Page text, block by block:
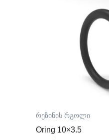
რეზინის რგოლი
Oring 10×3.5